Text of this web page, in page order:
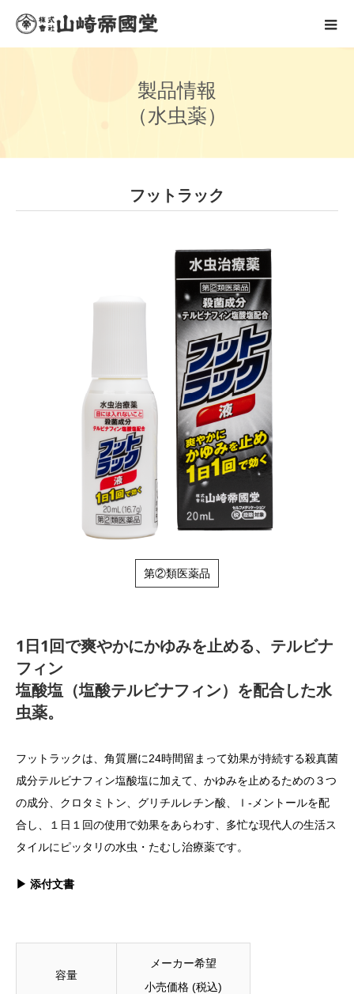
製品情報
（水虫薬）
フットラック
第②類医薬品
1日1回で爽やかにかゆみを止める、テルビナ
フィン
塩酸塩（塩酸テルビナフィン）を配合した水
虫薬。
フットラックは、角質層に24時間留まって効果が持続する殺真菌
成分テルビナフィン塩酸塩に加えて、かゆみを止めるための３つ
の成分、クロタミトン、グリチルレチン酸、ｌ‐メントールを配
合し、１日１回の使用で効果をあらわす、多忙な現代人の生活ス
タイルにピッタリの水虫・たむし治療薬です。
▶︎ 添付文書
容量
メーカー希望
小売価格 (税込)